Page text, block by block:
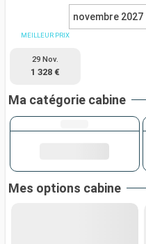
novembre 2027
MEILLEUR PRIX
29 Nov.
1 328 €
Ma catégorie cabine
Mes options cabine